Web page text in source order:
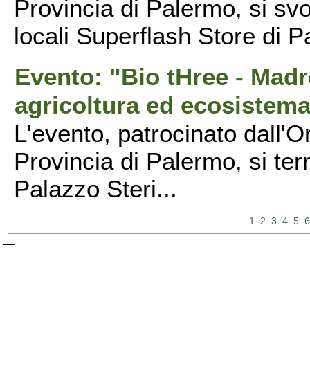
Provincia di Palermo, si
locali Superflash Store di
Evento: "Bio tHree -
agricoltura ed
L'evento, patrocinato
Provincia di Palermo, si
Palazzo Steri...
1 2 3 4 5 6